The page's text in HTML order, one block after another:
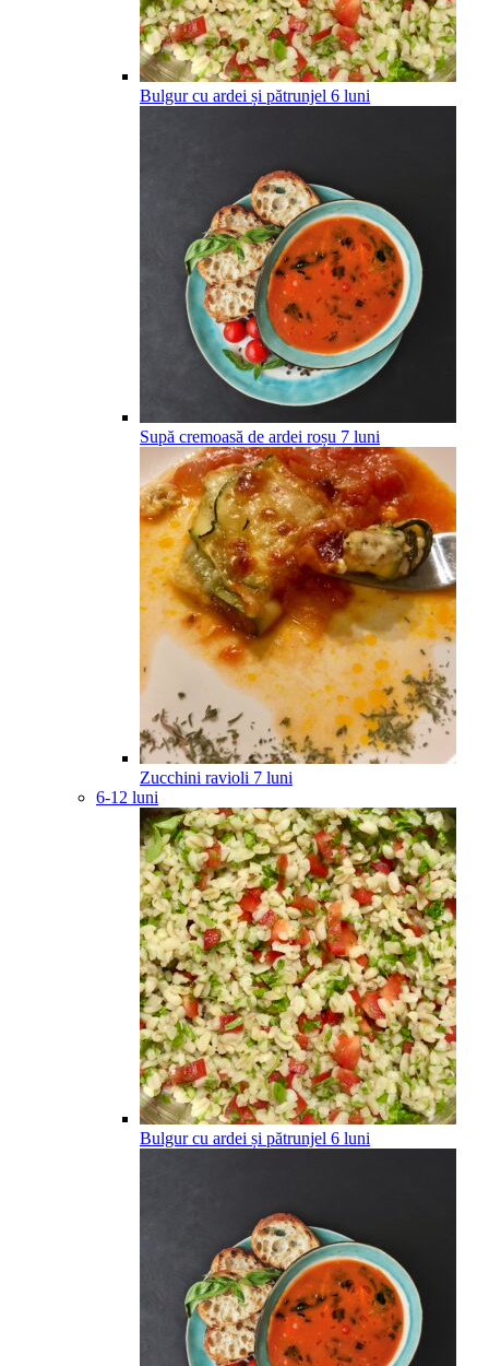
Bulgur cu ardei și pătrunjel 6 luni
Supă cremoasă de ardei roșu 7 luni
Zucchini ravioli 7 luni
6-12 luni
Bulgur cu ardei și pătrunjel 6 luni